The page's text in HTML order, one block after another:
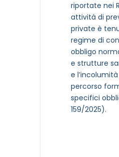
riportate nei
attività di
private è
regime di
obbligo
e strutture
e
percorso
specifici
159/2025).